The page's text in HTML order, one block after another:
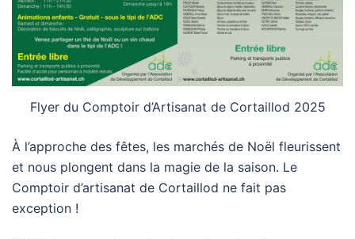
Flyer du Comptoir d’Artisanat de Cortaillod 2025
À l’approche des fêtes, les marchés de Noël fleurissent
et nous plongent dans la magie de la saison. Le
Comptoir d’artisanat de Cortaillod ne fait pas
exception !